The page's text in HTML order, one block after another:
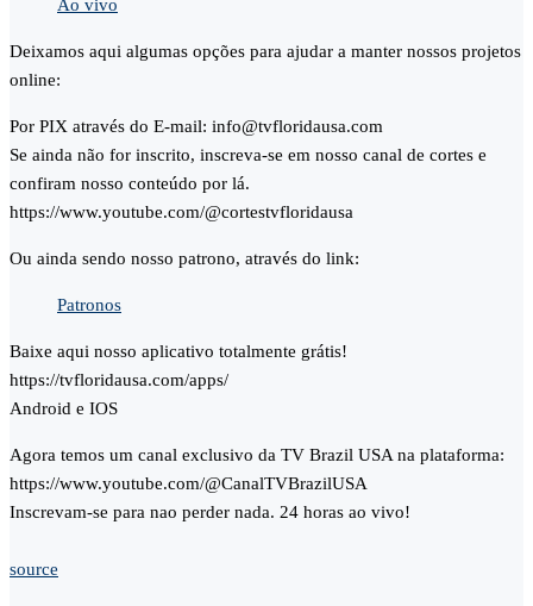
Ao vivo
Deixamos aqui algumas opções para ajudar a manter nossos projetos
online:
Por PIX através do E-mail: info@tvfloridausa.com
Se ainda não for inscrito, inscreva-se em nosso canal de cortes e
confiram nosso conteúdo por lá.
https://www.youtube.com/@cortestvfloridausa
Ou ainda sendo nosso patrono, através do link:
Patronos
Baixe aqui nosso aplicativo totalmente grátis!
https://tvfloridausa.com/apps/
Android e IOS
Agora temos um canal exclusivo da TV Brazil USA na plataforma:
https://www.youtube.com/@CanalTVBrazilUSA
Inscrevam-se para nao perder nada. 24 horas ao vivo!
source